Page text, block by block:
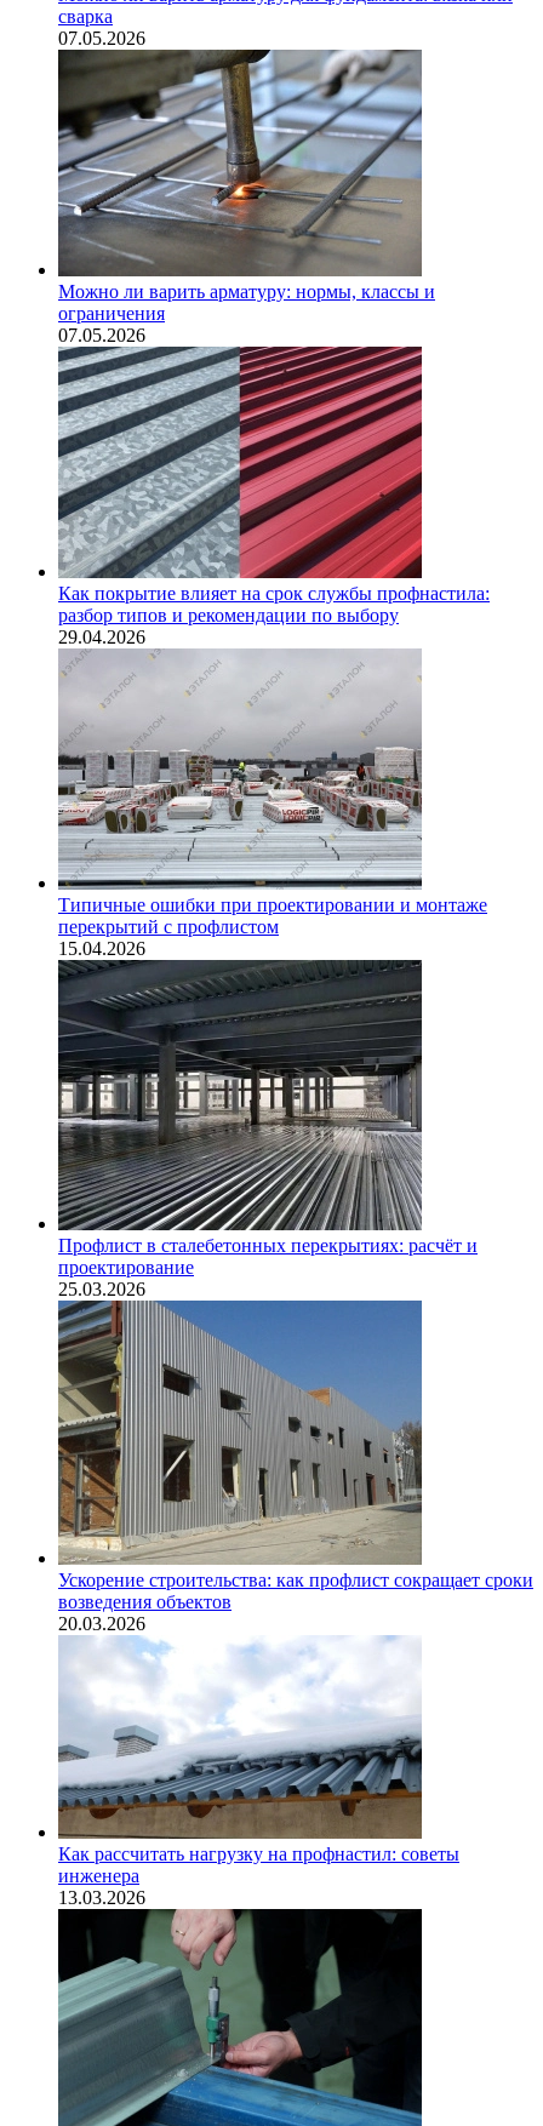
сварка
07.05.2026
Можно ли варить арматуру: нормы, классы и
ограничения
07.05.2026
Как покрытие влияет на срок службы профнастила:
разбор типов и рекомендации по выбору
29.04.2026
Типичные ошибки при проектировании и монтаже
перекрытий с профлистом
15.04.2026
Профлист в сталебетонных перекрытиях: расчёт и
проектирование
25.03.2026
Ускорение строительства: как профлист сокращает сроки
возведения объектов
20.03.2026
Как рассчитать нагрузку на профнастил: советы
инженера
13.03.2026